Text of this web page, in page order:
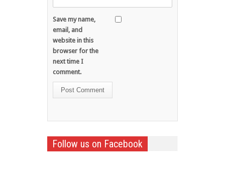
Save my name,
email, and
website in this
browser for the
next time I
comment.
Follow us on Facebook